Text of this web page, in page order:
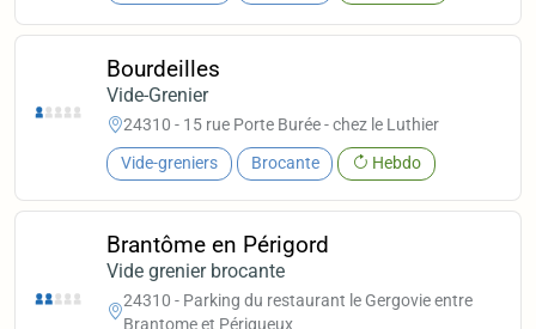
Bourdeilles
Vide-Grenier
24310 - 15 rue Porte Burée - chez le Luthier
Vide-greniers Brocante Hebdo
Brantôme en Périgord
Vide grenier brocante
24310 - Parking du restaurant le Gergovie entre
Brantome et Périgueux